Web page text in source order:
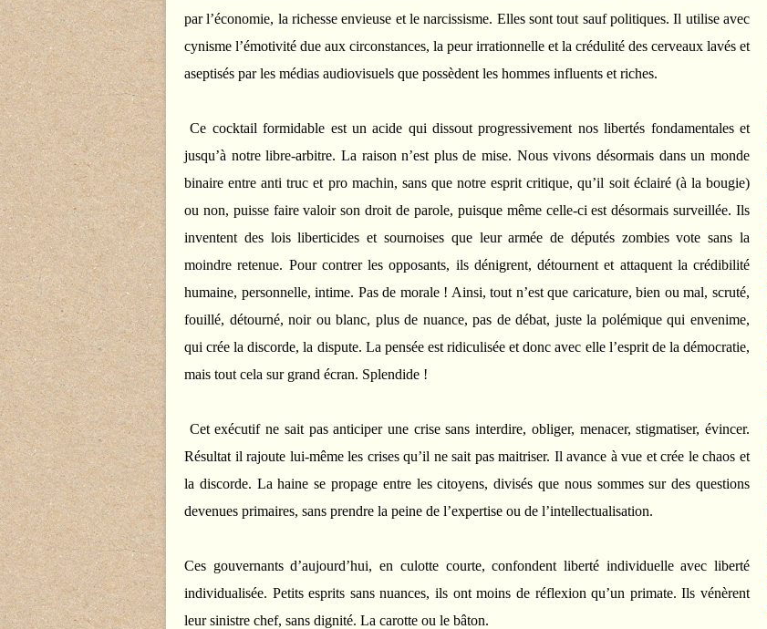
par l’économie, la richesse envieuse et le narcissisme. Elles sont tout sauf politiques. Il utilise avec
cynisme l’émotivité due aux circonstances, la peur irrationnelle et la crédulité des cerveaux lavés et
aseptisés par les médias audiovisuels que possèdent les hommes influents et riches.
Ce cocktail formidable est un acide qui dissout progressivement nos libertés fondamentales et
jusqu’à notre libre-arbitre. La raison n’est plus de mise. Nous vivons désormais dans un monde
binaire entre anti truc et pro machin, sans que notre esprit critique, qu’il soit éclairé (à la bougie)
ou non, puisse faire valoir son droit de parole, puisque même celle-ci est désormais surveillée. Ils
inventent des lois liberticides et sournoises que leur armée de députés zombies vote sans la
moindre retenue. Pour contrer les opposants, ils dénigrent, détournent et attaquent la crédibilité
humaine, personnelle, intime. Pas de morale ! Ainsi, tout n’est que caricature, bien ou mal, scruté,
fouillé, détourné, noir ou blanc, plus de nuance, pas de débat, juste la polémique qui envenime,
qui crée la discorde, la dispute. La pensée est ridiculisée et donc avec elle l’esprit de la démocratie,
mais tout cela sur grand écran. Splendide !
Cet exécutif ne sait pas anticiper une crise sans interdire, obliger, menacer, stigmatiser, évincer.
Résultat il rajoute lui-même les crises qu’il ne sait pas maitriser. Il avance à vue et crée le chaos et
la discorde. La haine se propage entre les citoyens, divisés que nous sommes sur des questions
devenues primaires, sans prendre la peine de l’expertise ou de l’intellectualisation.
Ces gouvernants d’aujourd’hui, en culotte courte, confondent liberté individuelle avec liberté
individualisée. Petits esprits sans nuances, ils ont moins de réflexion qu’un primate. Ils vénèrent
leur sinistre chef, sans dignité. La carotte ou le bâton.